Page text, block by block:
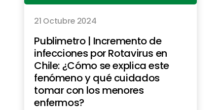
21 Octubre 2024
Publimetro | Incremento de
infecciones por Rotavirus en
Chile: ¿Cómo se explica este
fenómeno y qué cuidados
tomar con los menores
enfermos?